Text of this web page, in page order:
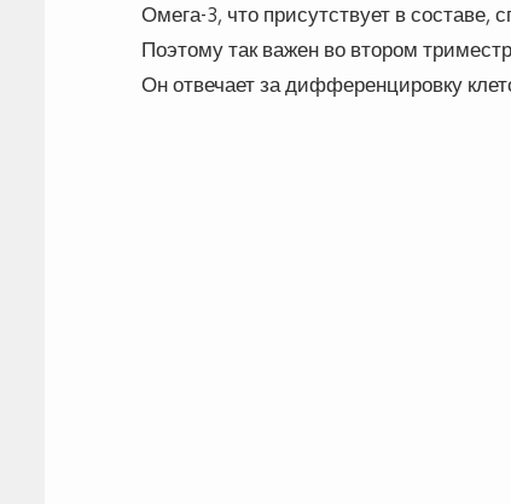
Омега-3, что присутствует в составе,
Поэтому так важен во втором
Он отвечает за дифференцировку